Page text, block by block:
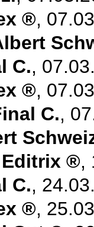
,
C.,
,
C.,
,
C.,
,